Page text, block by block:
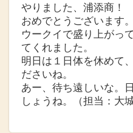
やりました、浦添商
おめでとうございます。
ウークイで盛り上がっ
てくれました。
明日は１日体を休めて
ださいね。
あー、待ち遠しいな。
しょうね。（担当：大城